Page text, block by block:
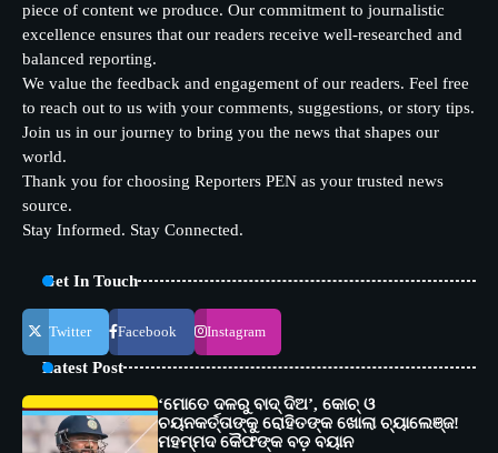
piece of content we produce. Our commitment to journalistic
excellence ensures that our readers receive well-researched and
balanced reporting.
We value the feedback and engagement of our readers. Feel free
to reach out to us with your comments, suggestions, or story tips.
Join us in our journey to bring you the news that shapes our
world.
Thank you for choosing Reporters PEN as your trusted news
source.
Stay Informed. Stay Connected.
Get In Touch
Twitter Facebook Instagram
Latest Post
‘ମୋତେ ଦଳରୁ ବାଦ୍ ଦିଅ’, କୋଚ୍ ଓ
ଚୟନକର୍ତ୍ତାଙ୍କୁ ରୋହିତଙ୍କ ଖୋଲା ଚ୍ୟାଲେଞ୍ଜ!
ମହମ୍ମଦ କୈଫଙ୍କ ବଡ଼ ବୟାନ